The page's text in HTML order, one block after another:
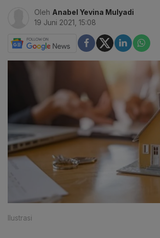
Oleh Anabel Yevina Mulyadi
19 Juni 2021, 15:08
Ilustrasi